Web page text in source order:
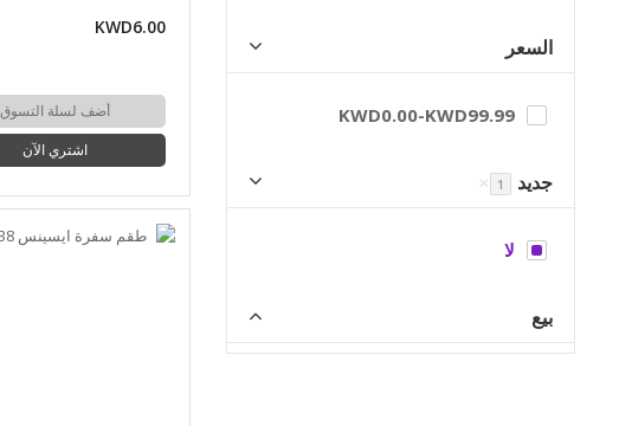
KWD6.00
أضف لسلة التسوق
اشتري الآن
السعر
KWD0.00-KWD99.99
جديد 1
✕
لا
بيع